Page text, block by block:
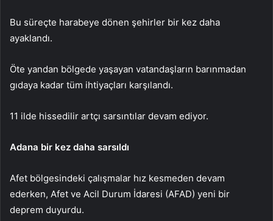
Bu süreçte harabeye dönen şehirler bir kez daha
ayaklandı.
Öte yandan bölgede yaşayan vatandaşların barınmadan
gıdaya kadar tüm ihtiyaçları karşılandı.
11 ilde hissedilir artçı sarsıntılar devam ediyor.
Adana bir kez daha sarsıldı
Afet bölgesindeki çalışmalar hız kesmeden devam
ederken, Afet ve Acil Durum İdaresi (AFAD) yeni bir
deprem duyurdu.